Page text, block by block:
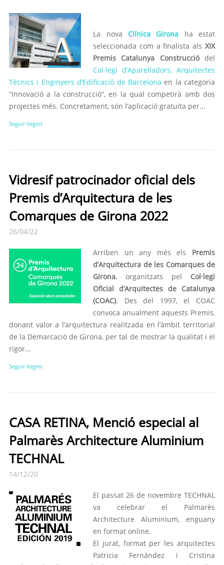
La nova Clínica Girona ha estat
seleccionada com a finalista als XIX
Premis Catalunya Construcciódel
Col·legi d’Aparelladors, Arquitectes
Tècnics i Enginyers d’Edificació de Barcelona en la categoria
“Innovació a la construcció”, en la qual competirà amb dos
projectes més. Concretament, són l’aplicació gratuïta per...
Seguir llegint
Vidresif patrocinador oficial dels
Premis d’Arquitectura de les
Comarques de Girona 2022
26/04/22
Arriben un any més els Premis
d’Arquitectura de les Comarques de
Girona, organitzats pel Col·legi
Oficial d’Arquitectes de Catalunya
(COAC). Des del 1997, el COAC
convoca anualment aquests Premis,
donant valor a l’arquitectura realitzada en l’àmbit territorial
de la Demarcació de Girona, per tal de mostrar la qualitat i el
rigor...
Seguir llegint
CASA RETINA, Menció especial al
Palmarès Architecture Aluminium
TECHNAL
14/12/20
El passat 26 de novembre TECHNAL
va celebrar el Palmarès
Architecture Aluminium, enguany
en format online.
El jurat, format per les arquitectes
Patricia Fernández i Cristina